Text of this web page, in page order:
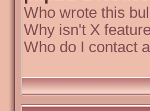
Who wrote this
Why isn't X
Who do I contact